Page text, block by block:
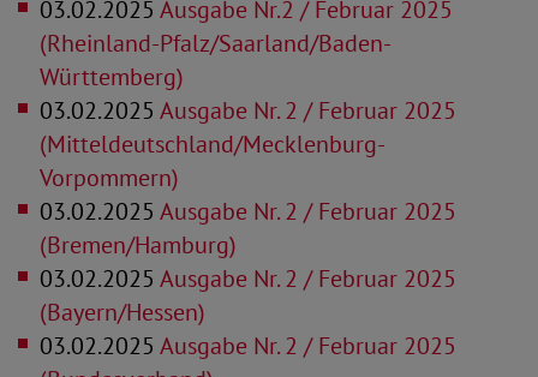
03.02.2025 Ausgabe Nr.2 / Februar 2025
(Rheinland-Pfalz/Saarland/Baden-
Württemberg)
03.02.2025 Ausgabe Nr. 2 / Februar 2025
(Mitteldeutschland/Mecklenburg-
Vorpommern)
03.02.2025 Ausgabe Nr. 2 / Februar 2025
(Bremen/Hamburg)
03.02.2025 Ausgabe Nr. 2 / Februar 2025
(Bayern/Hessen)
03.02.2025 Ausgabe Nr. 2 / Februar 2025